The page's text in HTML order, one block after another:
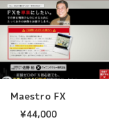
Maestro FX
¥44,000